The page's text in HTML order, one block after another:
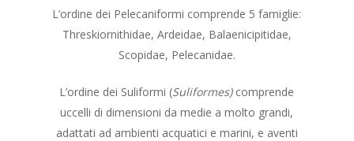
L’ordine dei Pelecaniformi comprende 5 famiglie:
Threskiornithidae, Ardeidae, Balaenicipitidae,
Scopidae, Pelecanidae.
L’ordine dei Suliformi (Suliformes) comprende
uccelli di dimensioni da medie a molto grandi,
adattati ad ambienti acquatici e marini, e aventi